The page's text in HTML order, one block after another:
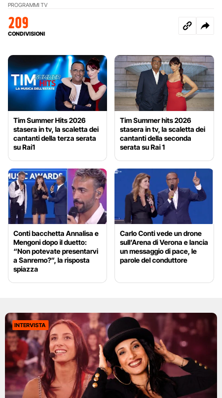
PROGRAMMI TV
209
CONDIVISIONI
Tim Summer Hits 2026
stasera in tv, la scaletta dei
cantanti della terza serata
su Rai1
Tim Summer hits 2026
stasera in tv, la scaletta dei
cantanti della seconda
serata su Rai 1
Conti bacchetta Annalisa e
Mengoni dopo il duetto:
“Non potevate presentarvi
a Sanremo?”, la risposta
spiazza
Carlo Conti vede un drone
sull’Arena di Verona e lancia
un messaggio di pace, le
parole del conduttore
INTERVISTA